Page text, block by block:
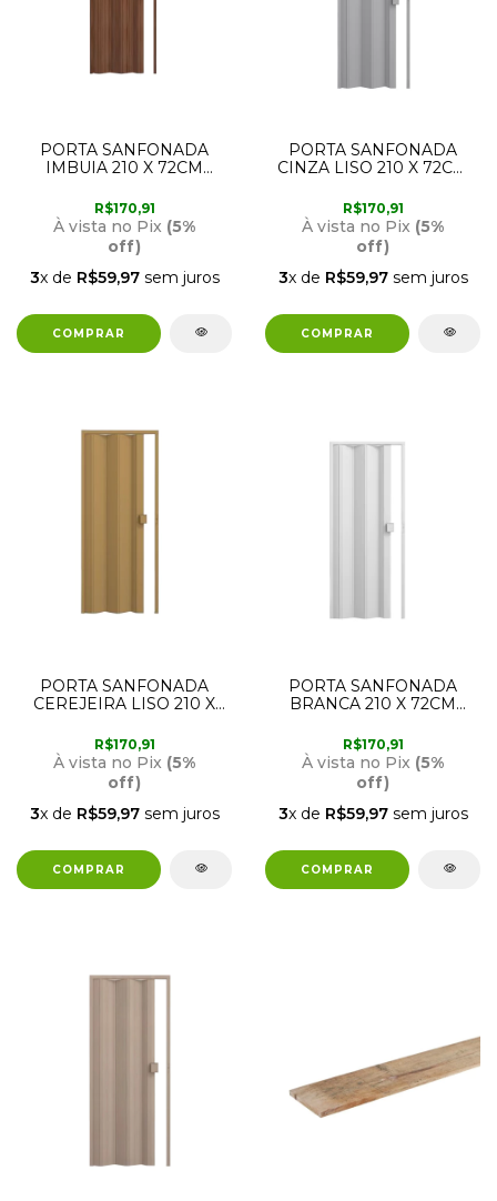
PORTA SANFONADA
IMBUIA 210 X 72CM
R$170,91
À vista no Pix (5%
off)
3x de R$59,97sem juros
PORTA SANFONADA
CINZA LISO 210 X 72CM
R$170,91
À vista no Pix (5%
off)
3x de R$59,97sem juros
PORTA SANFONADA
CEREJEIRA LISO 210 X
R$170,91
À vista no Pix (5%
off)
3x de R$59,97sem juros
PORTA SANFONADA
BRANCA 210 X 72CM
R$170,91
À vista no Pix (5%
off)
3x de R$59,97sem juros